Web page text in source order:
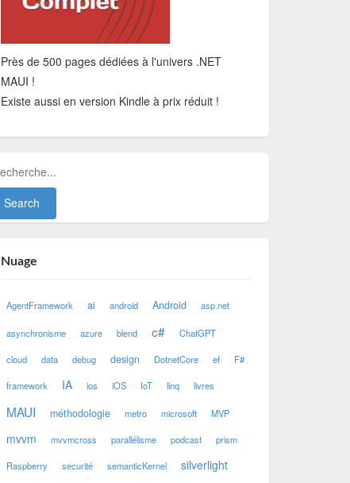
Près de 500 pages dédiées à l'univers .NET
MAUI !
Existe aussi en version Kindle à prix réduit !
Nuage
AgentFramework ai android Android asp.net
asynchronisme azure blend c# ChatGPT
cloud data debug design DotnetCore ef F#
framework IA ios iOS IoT linq livres
MAUI méthodologie metro microsoft MVP
mvvm mvvmcross parallélisme podcast prism
Raspberry securité semanticKernel silverlight